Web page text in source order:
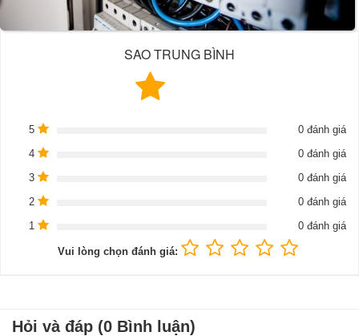
SAO TRUNG BÌNH
5
0 đánh giá
4
0 đánh giá
3
0 đánh giá
2
0 đánh giá
1
0 đánh giá
Vui lòng chọn đánh giá:
Hỏi và đáp (0 Bình luận)